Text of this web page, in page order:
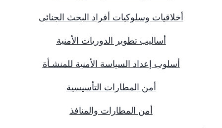
أخلاقيات وسلوكيات أفراد البحث الجنائى
أساليب تطوير الدوريات الأمنية
أسلوب إعداد السياسة الأمنية للمنشـأة
أمن المطارات التأسيسية
أمن المطارات والمنافذ